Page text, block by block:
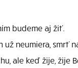
budeme aj žiť.
neumiera, smrť
ale keď žije, žije